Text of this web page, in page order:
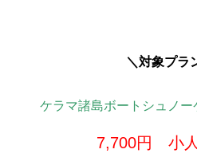
＼対象プラ
ケラマ諸島ボートシュノー
7,700円 小